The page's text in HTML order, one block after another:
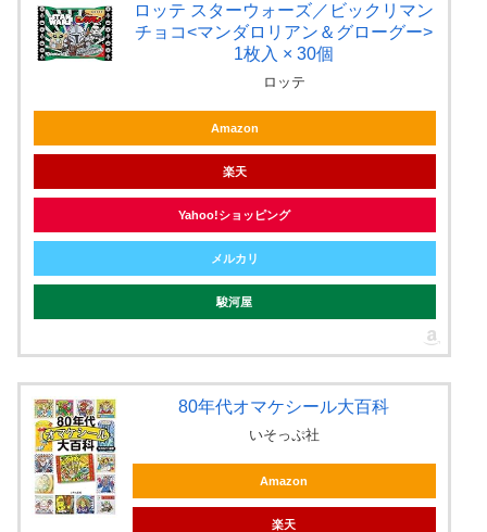
ロッテ スターウォーズ／ビックリマン
チョコ<マンダロリアン＆グローグー>
1枚入 × 30個
ロッテ
Amazon
楽天
Yahoo!ショッピング
メルカリ
駿河屋
80年代オマケシール大百科
いそっぷ社
Amazon
楽天